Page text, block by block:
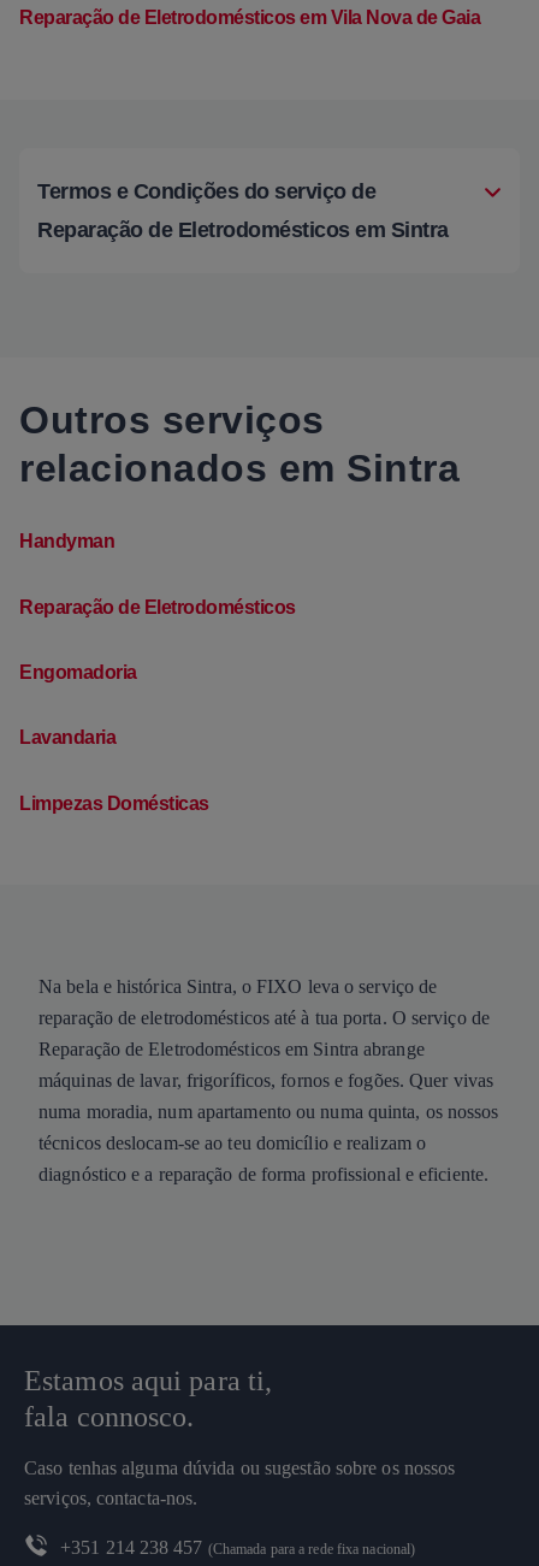
Reparação de Eletrodomésticos em Vila Nova de Gaia
Termos e Condições do serviço de
Reparação de Eletrodomésticos em Sintra
Outros serviços
relacionados em Sintra
Handyman
Reparação de Eletrodomésticos
Engomadoria
Lavandaria
Limpezas Domésticas
Na bela e histórica Sintra, o FIXO leva o serviço de
reparação de eletrodomésticos até à tua porta. O serviço de
Reparação de Eletrodomésticos em Sintra abrange
máquinas de lavar, frigoríficos, fornos e fogões. Quer vivas
numa moradia, num apartamento ou numa quinta, os nossos
técnicos deslocam-se ao teu domicílio e realizam o
diagnóstico e a reparação de forma profissional e eficiente.
Estamos aqui para ti,
fala connosco.
Caso tenhas alguma dúvida ou sugestão sobre os nossos
serviços, contacta-nos.
+351 214 238 457 (Chamada para a rede fixa nacional)